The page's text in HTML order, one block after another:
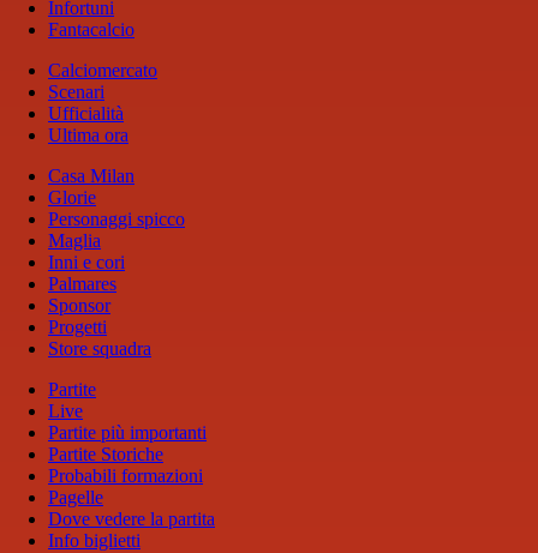
Infortuni
Fantacalcio
Calciomercato
Scenari
Ufficialità
Ultima ora
Casa Milan
Glorie
Personaggi spicco
Maglia
Inni e cori
Palmares
Sponsor
Progetti
Store squadra
Partite
Live
Partite più importanti
Partite Storiche
Probabili formazioni
Pagelle
Dove vedere la partita
Info biglietti